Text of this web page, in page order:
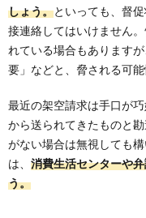
しょう。といっても、督
接連絡してはいけません
れている場合もあります
要」などと、脅される可能
最近の架空請求は手口が
から送られてきたものと
がない場合は無視しても
は、 消費生活センターや
う。